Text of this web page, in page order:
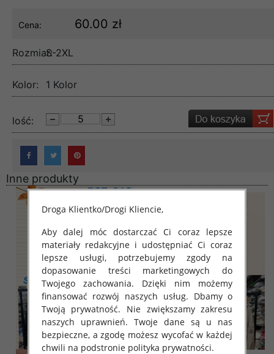
Cena: 60.00 zł
Rozmiar:S-2XL
Kolor: 1 Kolor
lość:
Inne produkty
Droga Klientko/Drogi Kliencie,
Aby dalej móc dostarczać Ci coraz lepsze
materiały redakcyjne i udostępniać Ci coraz
lepsze usługi, potrzebujemy zgody na
dopasowanie treści marketingowych do
Twojego zachowania. Dzięki nim możemy
finansować rozwój naszych usług. Dbamy o
Twoją prywatność. Nie zwiększamy zakresu
naszych uprawnień. Twoje dane są u nas
bezpieczne, a zgodę możesz wycofać w każdej
chwili na podstronie polityka prywatności.